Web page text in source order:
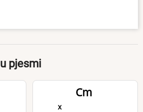
pjesmi
Cm
x